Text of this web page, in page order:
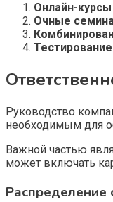
Онлайн-
Очные
Руководство
необходимым для
Важной частью
может включать
Распределение